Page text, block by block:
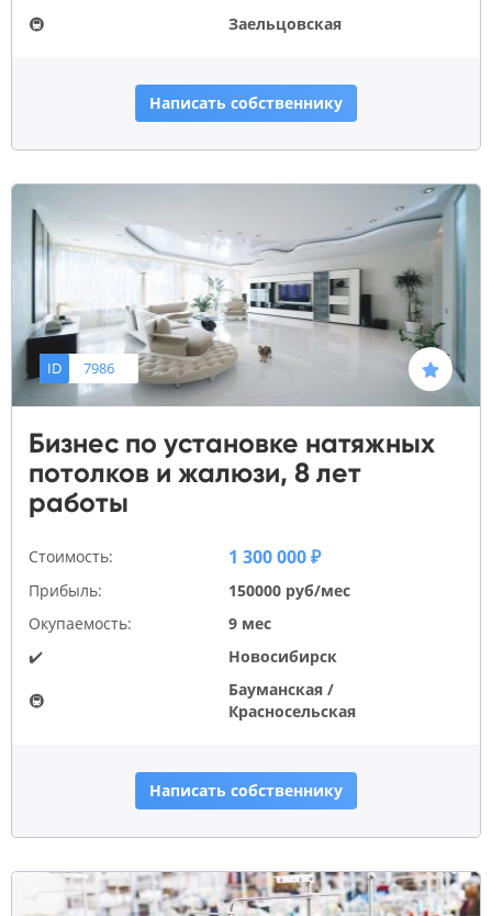
🚇
Заельцовская
Написать собственнику
ID 7986
Бизнес по установке натяжных
потолков и жалюзи, 8 лет
работы
Стоимость: 1 300 000 ₽
Прибыль:
150000 руб/мес
Окупаемость:
9 мес
✔️
Новосибирск
🚇
Бауманская /
Красносельская
Написать собственнику